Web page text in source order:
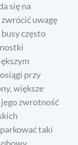
się na
uwagę
często
przy
większe
jego zwrotność
taki